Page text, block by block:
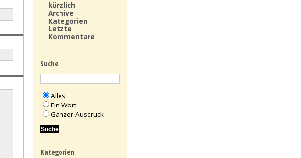
kürzlich
Archive
Kategorien
Letzte
Kommentare
Suche
Alles
Ein Wort
Ganzer Ausdruck
Kategorien